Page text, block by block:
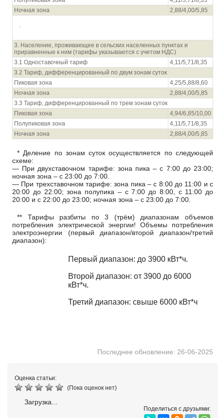
Ночная зона
2,88/4,00/5,85
.
3. Население, проживающее в сельских населенных пунктах и
приравненные к ним (тарифы указываются с учетом НДС)
3.1 Одноставочный тариф
4,11/5,71/8,35
3.2 Тариф, дифференцированный по двум зонам суток
Пиковая зона
4,25/5,88/8,60
Ночная зона
2,88/4,00/5,85
3.3 Тариф, дифференцированный по трем зонам суток
Пиковая зона
4,94/6,85/10,00
Полупиковая зона
4,11/5,71/8,35
Ночная зона
2,88/4,00/5,85
* Деление по зонам суток осуществляется по следующей
схеме:
— При двухставочном тарифе: зона пика – с 7:00 до 23:00;
ночная зона – с 23:00 до 7:00.
— При трехставочном тарифе: зона пика – с 8:00 до 11:00 и с
20:00 до 22:00; зона полупика – с 7:00 до 8:00, с 11:00 до
20:00 и с 22:00 до 23:00; ночная зона – с 23:00 до 7:00.
** Тарифы разбиты по 3 (трём) диапазонам объемов
потребления электрической энергии! Объемы потребления
электроэнергии (первый диапазон/второй диапазон/третий
диапазон):
Первый диапазон: до 3900 кВт*ч.
Второй диапазон: от 3900 до 6000
кВт*ч.
Третий диапазон: свыше 6000 кВт*ч
Последнее обновление: 26-06-2025
Оценка статьи:
(Пока оценок нет)
Загрузка...
Поделиться с друзьями: